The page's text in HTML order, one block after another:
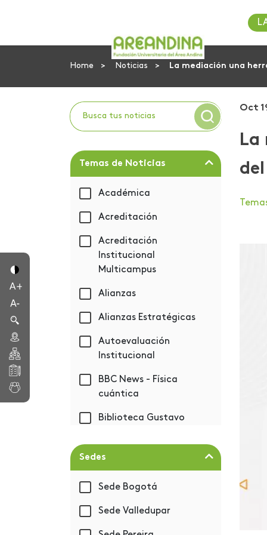
Home Noticias La mediación una
Temas de Noticias
Académica
Acreditación
Acreditación
Institucional
Multicampus
Alianzas
Alianzas Estratégicas
Autoevaluación
Institucional
BBC News - Física
cuántica
Biblioteca Gustavo
Bienestar
Sedes
Sede Bogotá
Sede Valledupar
Oct
La